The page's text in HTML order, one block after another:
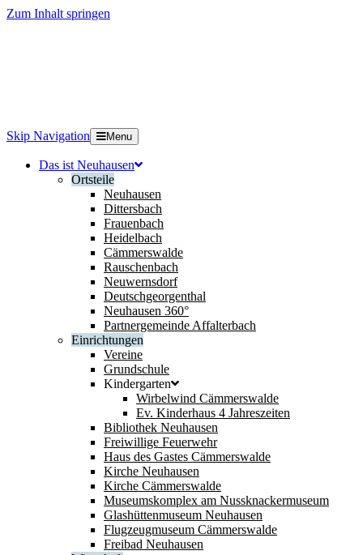
Zum Inhalt springen
Skip Navigation Menu
Das ist Neuhausen
Ortsteile
Neuhausen
Dittersbach
Frauenbach
Heidelbach
Cämmerswalde
Rauschenbach
Neuwernsdorf
Deutschgeorgenthal
Neuhausen 360°
Partnergemeinde Affalterbach
Einrichtungen
Vereine
Grundschule
Kindergarten
Wirbelwind Cämmerswalde
Ev. Kinderhaus 4 Jahreszeiten
Bibliothek Neuhausen
Freiwillige Feuerwehr
Haus des Gastes Cämmerswalde
Kirche Neuhausen
Kirche Cämmerswalde
Museumskomplex am Nussknackermuseum
Glashüttenmuseum Neuhausen
Flugzeugmuseum Cämmerswalde
Freibad Neuhausen